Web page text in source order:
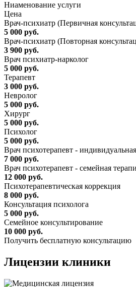
Ниaменование услуги
Цена
Врач-психиатр (Первичная
5 000 руб.
Врач-психиатр (Повторная
3 900 руб.
Врач психиатр-нарколог
5 000 руб.
Терапевт
3 000 руб.
Невролог
5 000 руб.
Хирург
5 000 руб.
Психолог
5 000 руб.
Врач психотерапевт -
7 000 руб.
Врач психотерапевт - семейная
12 000 руб.
Психотерапевтическая коррекция
8 000 руб.
Консультация психолога
5 000 руб.
Семейное консультирование
10 000 руб.
Получить бесплатную консультацию
Лицензии клиники